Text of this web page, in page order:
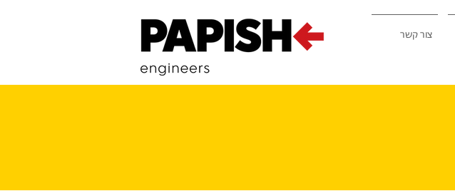
צור קשר